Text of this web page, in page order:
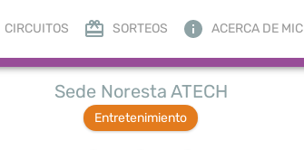
CIRCUITOS SORTEOS ACERCA DE MIC
Sede Noresta ATECH
Entretenimiento